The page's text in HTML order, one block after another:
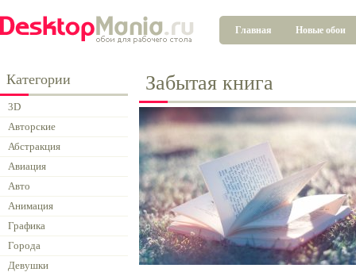
Главная Новые обои
Категории
3D
Авторские
Абстракция
Авиация
Авто
Анимация
Графика
Города
Девушки
Забытая книга